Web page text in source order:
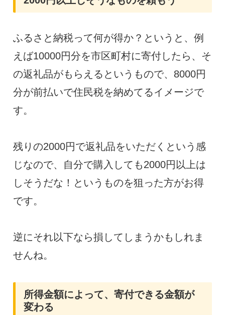
ふるさと納税って何が得か？というと、例
えば10000円分を市区町村に寄付したら、そ
の返礼品がもらえるというもので、8000円
分が前払いで住民税を納めてるイメージで
す。
残りの2000円で返礼品をいただくという感
じなので、自分で購入しても2000円以上は
しそうだな！というものを狙った方がお得
です。
逆にそれ以下なら損してしまうかもしれま
せんね。
所得金額によって、寄付できる金額が
変わる